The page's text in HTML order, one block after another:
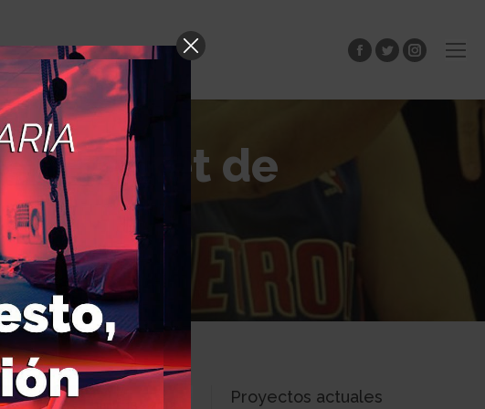
Facebook
TwitterInstagram
Basket de
Proyectos actuales